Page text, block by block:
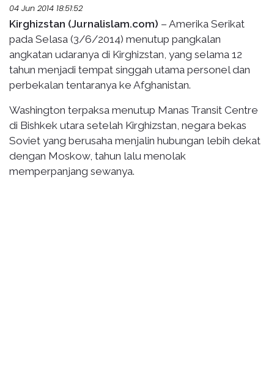
04 Jun 2014 18:51:52
Kirghizstan (Jurnalislam.com) – Amerika Serikat
pada Selasa (3/6/2014) menutup pangkalan
angkatan udaranya di Kirghizstan, yang selama 12
tahun menjadi tempat singgah utama personel dan
perbekalan tentaranya ke Afghanistan.
Washington terpaksa menutup Manas Transit Centre
di Bishkek utara setelah Kirghizstan, negara bekas
Soviet yang berusaha menjalin hubungan lebih dekat
dengan Moskow, tahun lalu menolak
memperpanjang sewanya.